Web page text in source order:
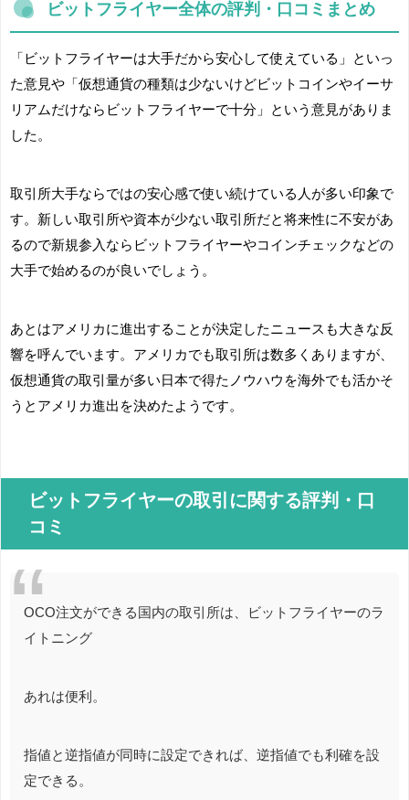
ビットフライヤー全体の評判・口コミまとめ
「ビットフライヤーは大手だから安心して使えている」といっ
た意見や「仮想通貨の種類は少ないけどビットコインやイーサ
リアムだけならビットフライヤーで十分」という意見がありま
した。
取引所大手ならではの安心感で使い続けている人が多い印象で
す。新しい取引所や資本が少ない取引所だと将来性に不安があ
るので新規参入ならビットフライヤーやコインチェックなどの
大手で始めるのが良いでしょう。
あとはアメリカに進出することが決定したニュースも大きな反
響を呼んでいます。アメリカでも取引所は数多くありますが、
仮想通貨の取引量が多い日本で得たノウハウを海外でも活かそ
うとアメリカ進出を決めたようです。
ビットフライヤーの取引に関する評判・口
コミ
OCO注文ができる国内の取引所は、ビットフライヤーのラ
イトニング
あれは便利。
指値と逆指値が同時に設定できれば、逆指値でも利確を設
定できる。